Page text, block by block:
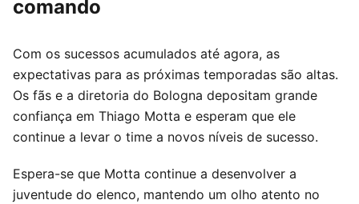
comando
Com os sucessos acumulados até agora, as
expectativas para as próximas temporadas são altas.
Os fãs e a diretoria do Bologna depositam grande
confiança em Thiago Motta e esperam que ele
continue a levar o time a novos níveis de sucesso.
Espera-se que Motta continue a desenvolver a
juventude do elenco, mantendo um olho atento no